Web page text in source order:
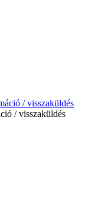
/ visszaküldés
/ visszaküldés